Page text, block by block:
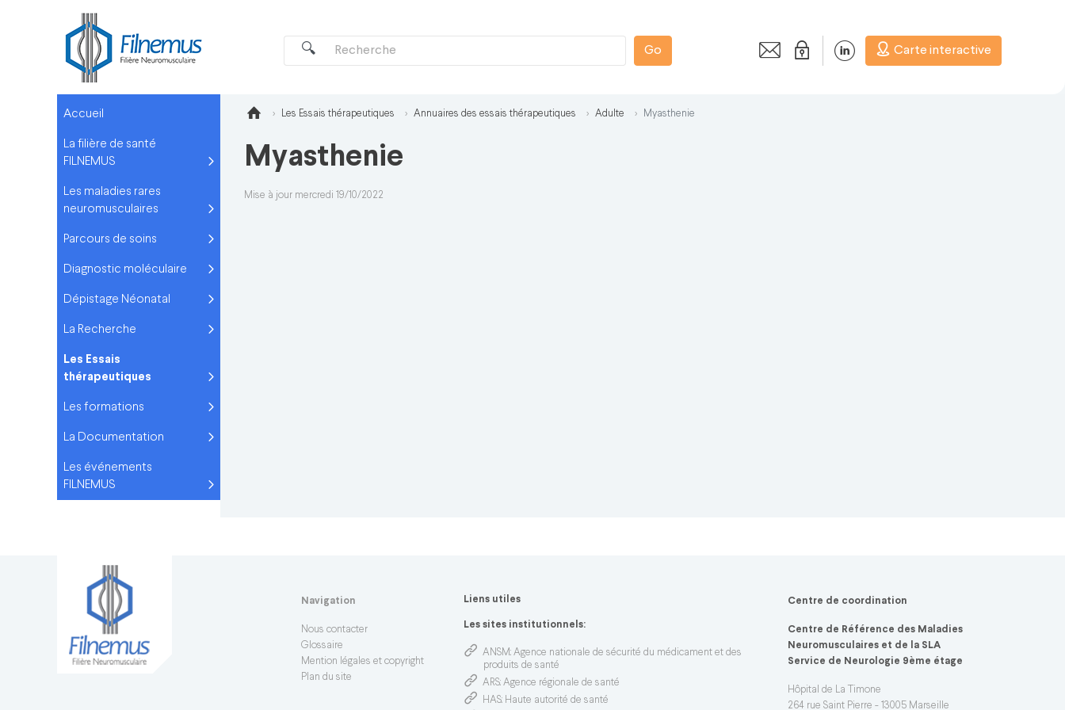
Go Carte interactive
Accueil
La filière de santé
FILNEMUS
Les maladies rares
neuromusculaires
Parcours de soins
Diagnostic moléculaire
Dépistage Néonatal
La Recherche
Les Essais
thérapeutiques
Les formations
La Documentation
Les événements
FILNEMUS
Les Essais thérapeutiques Annuaires des essais thérapeutiques Adulte Myasthenie
Myasthenie
Mise à jour mercredi 19/10/2022
Navigation
Nous contacter
Glossaire
Mention légales et copyright
Plan du site
Liens utiles
Les sites institutionnels:
ANSM: Agence nationale de sécurité du médicament et des
produits de santé
ARS: Agence régionale de santé
HAS: Haute autorité de santé
Centre de coordination
Centre de Référence des Maladies
Neuromusculaires et de la SLA
Service de Neurologie 9ème étage
Hôpital de La Timone
264 rue Saint Pierre - 13005 Marseille